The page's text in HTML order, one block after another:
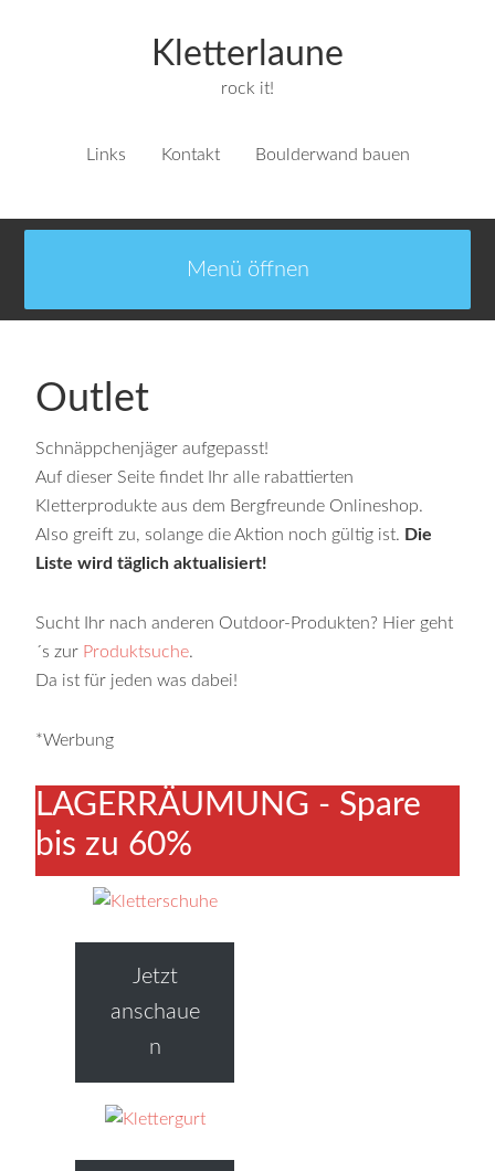
Kletterlaune
rock it!
Links Kontakt Boulderwand bauen
Outlet
Schnäppchenjäger aufgepasst!
Auf dieser Seite findet Ihr alle rabattierten
Kletterprodukte aus dem Bergfreunde Onlineshop.
Also greift zu, solange die Aktion noch gültig ist. Die
Liste wird täglich aktualisiert!
Sucht Ihr nach anderen Outdoor-Produkten? Hier geht
´s zur Produktsuche.
Da ist für jeden was dabei!
*Werbung
LAGERRÄUMUNG - Spare
bis zu 60%
Jetzt
anschaue
n